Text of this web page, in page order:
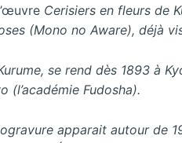
Cerisiers en fleurs de
(Mono no Aware), déjà
se rend dès 1893 à
(l’académie Fudosha).
apparait autour de